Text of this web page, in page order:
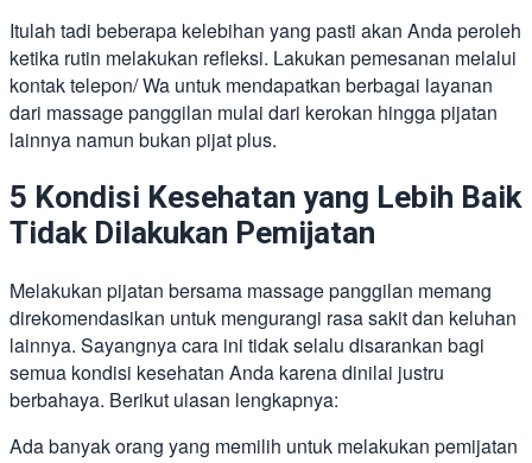
Itulah tadi beberapa kelebihan yang pasti akan Anda peroleh
ketika rutin melakukan refleksi. Lakukan pemesanan melalui
kontak telepon/ Wa untuk mendapatkan berbagai layanan
dari massage panggilan mulai dari kerokan hingga pijatan
lainnya namun bukan pijat plus.
5 Kondisi Kesehatan yang Lebih Baik
Tidak Dilakukan Pemijatan
Melakukan pijatan bersama massage panggilan memang
direkomendasikan untuk mengurangi rasa sakit dan keluhan
lainnya. Sayangnya cara ini tidak selalu disarankan bagi
semua kondisi kesehatan Anda karena dinilai justru
berbahaya. Berikut ulasan lengkapnya:
Ada banyak orang yang memilih untuk melakukan pemijatan